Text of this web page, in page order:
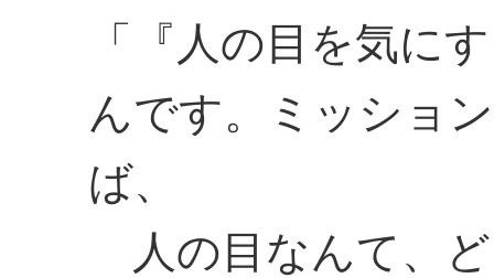
「『人の目を気に
んです。ミッショ
ば、
人の目なんて、